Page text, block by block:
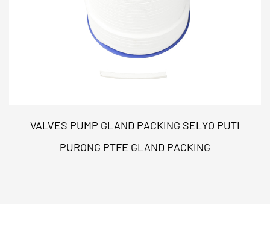
Lumalaban sa mga agresibong acid, solvent at
kinakaing unti -unting media, na ginagawa itong
isang mainam na chemically resistant EPTFE gasket
material para sa mga pipe flanges sa mga halaman
Mataas na pagganap ng presyon
Nagpapanatili ng integridad sa ilalim ng matinding
VALVES PUMP GLAND PACKING SELYO PUTI
PURONG PTFE GLAND PACKING